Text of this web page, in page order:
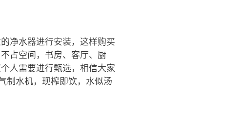
净水器进行安装，这样购买
占空间，书房、客厅、厨
人需要进行甄选，相信大家
制水机，现榨即饮，水似汤